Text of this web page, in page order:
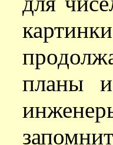
планы